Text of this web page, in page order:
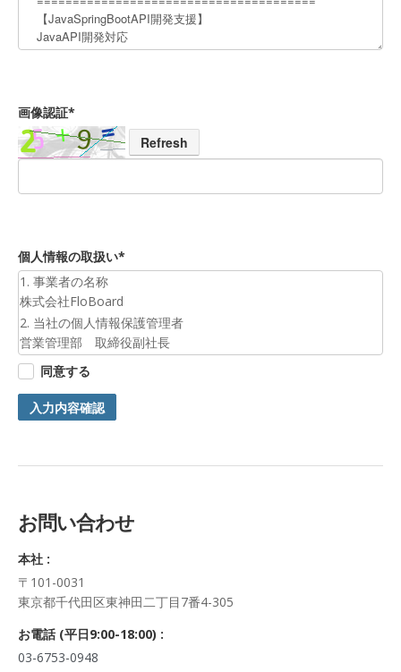
画像認証*
Refresh
個人情報の取扱い*
1. 事業者の名称
株式会社FloBoard
2. 当社の個人情報保護管理者
営業管理部 取締役副社長
3. 個人情報の利用目的
お預かりした個人情報は、お問合せへの対応のために利用いた
します。
4. 第三者提供について
ご入力頂く個人情報は第三者に提供しません。
正・追加・削除、利用の停止または消去、第三者への提供の停
口に申し出ることができます。
その際、弊社はご本人を確認させていただいたうえで、合理的
な期間内に対応いたします。
株式会社FloBoard 個人情報問合せ窓口
〒101-0031 東京都千代田区東神田二丁目7番4-305
同意する
入力内容確認
お問い合わせ
本社 :
〒101-0031
東京都千代田区東神田二丁目7番4-305
お電話 (平日9:00-18:00) :
03-6753-0948